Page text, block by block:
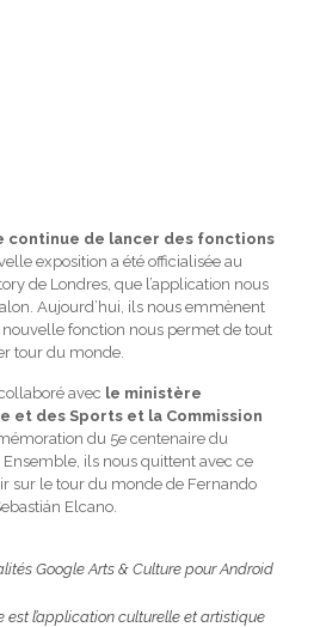
continue de lancer des fonctions
exposition a été officialisée au
de Londres, que l’application nous
Aujourd’hui, ils nous emmènent
fonction nous permet de tout
tour du monde.
avec le ministère
et des Sports et la Commission
du 5e centenaire du
ils nous quittent avec ce
sur le tour du monde de Fernando
Elcano.
Google Arts & Culture pour Android
est l’application culturelle et artistique